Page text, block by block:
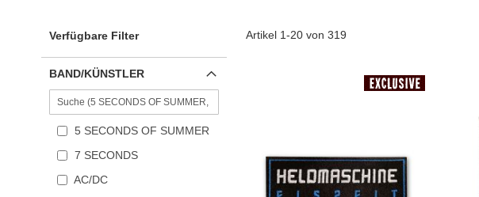
Verfügbare Filter
BAND/KÜNSTLER
5 SECONDS OF SUMMER
7 SECONDS
AC/DC
Artikel 1-20 von319